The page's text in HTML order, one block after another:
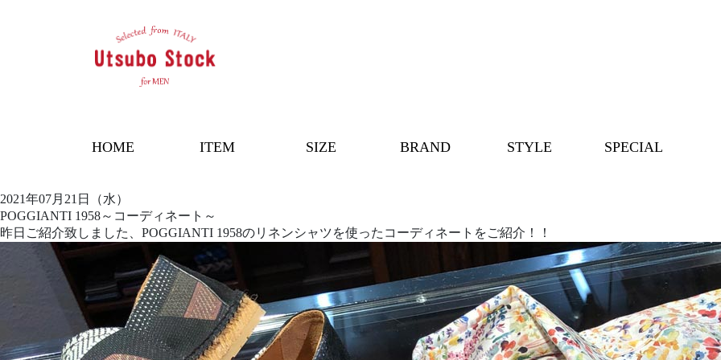
HOME ITEM SIZE BRAND STYLE SPECIAL
2021年07月21日（水）
POGGIANTI 1958～コーディネート～
昨日ご紹介致しました、POGGIANTI 1958のリネンシャツを使ったコーディネートをご紹介！！